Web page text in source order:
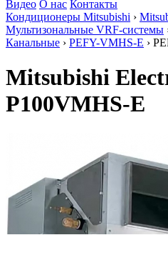
Видео О нас Контакты
Кондиционеры Mitsubishi ›
Мультизональные VRF-системы
Канальные › PEFY-VMHS-E ›
Mitsubishi
P100VMHS-E